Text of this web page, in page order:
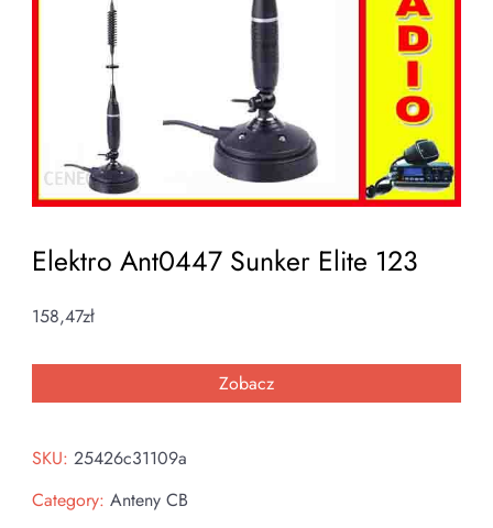
Elektro Ant0447 Sunker Elite 123
158,47zł
Zobacz
SKU: 25426c31109a
Category: Anteny CB